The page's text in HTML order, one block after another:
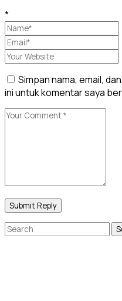
*
Simpan nama, email,
ini untuk komentar saya